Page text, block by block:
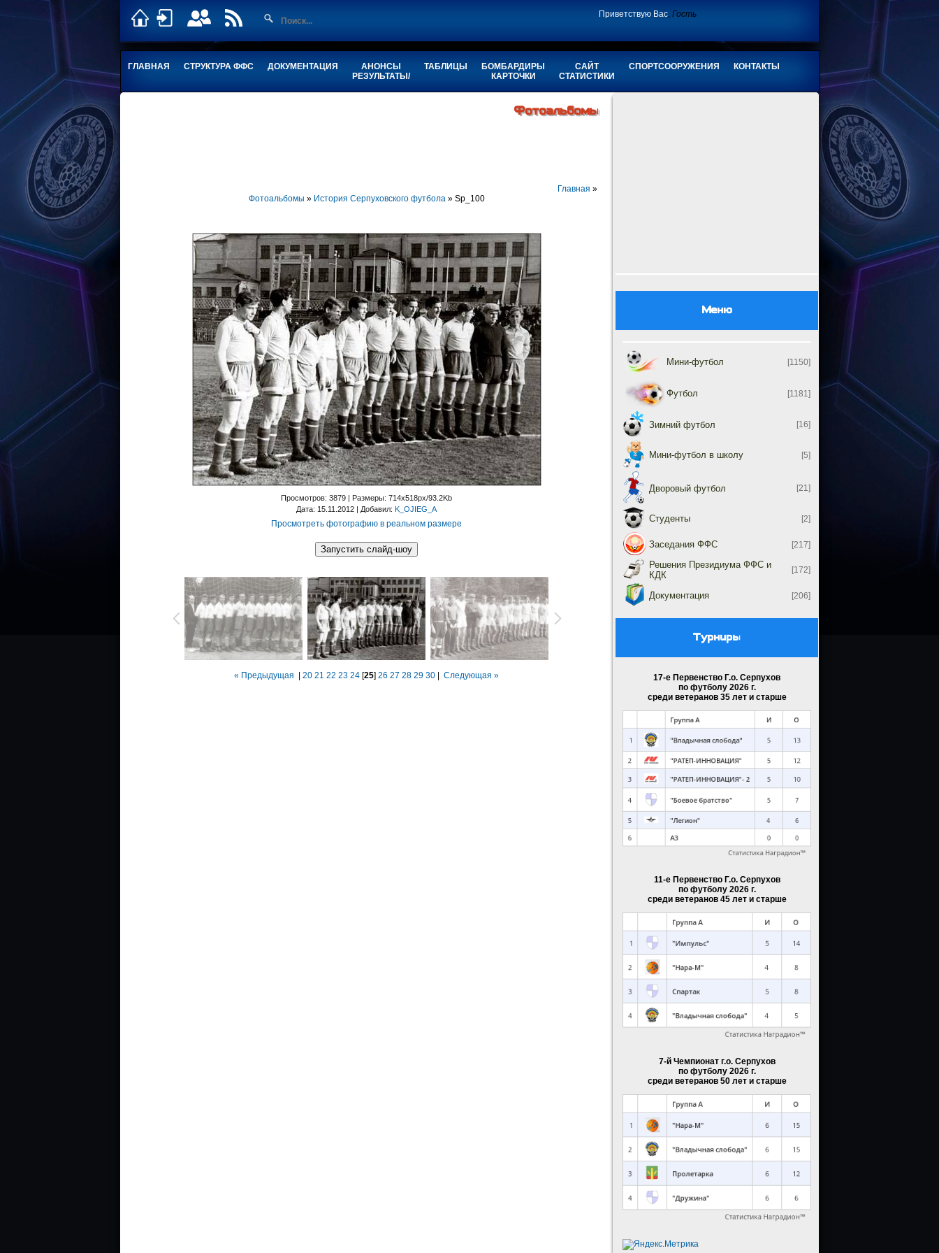
Приветствую Вас,Гость
ГЛАВНАЯ СТРУКТУРА ФФС ДОКУМЕНТАЦИЯ
АНОНСЫ
РЕЗУЛЬТАТЫ/
ТАБЛИЦЫ
БОМБАРДИРЫ
КАРТОЧКИ
САЙТ
СТАТИСТИКИ
СПОРТСООРУЖЕНИЯ КОНТАКТЫ
Фотоальбомы
Главная »
Фотоальбомы » История Серпуховского футбола» Sp_100
Просмотров: 3879 | Размеры: 714x518px/93.2Kb
Дата: 15.11.2012 | Добавил: K_OJIEG_A
Просмотреть фотографию в реальном размере
« Предыдущая 20 21 22 23 24 [25] 26 27 28 29 30 Следующая »
Меню
Мини-футбол [1150]
Футбол [1181]
Зимний футбол [16]
Мини-футбол в школу [5]
Дворовый футбол [21]
Студенты [2]
Заседания ФФС [217]
Решения Президиума ФФС и
КДК
[172]
Документация [206]
Турниры
17-е Первенство Г.о. Серпухов
по футболу 2026 г.
среди ветеранов 35 лет и старше
11-е Первенство Г.о. Серпухов
по футболу 2026 г.
среди ветеранов 45 лет и старше
7-й Чемпионат г.о. Серпухов
по футболу 2026 г.
среди ветеранов 50 лет и старше